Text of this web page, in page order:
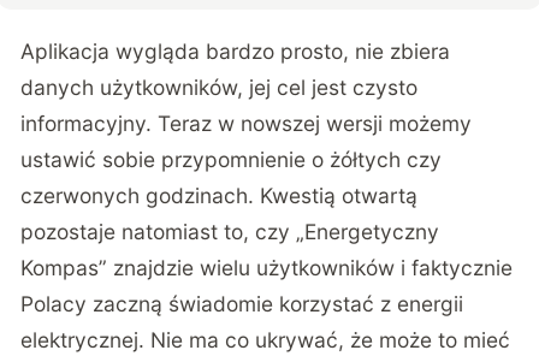
Aplikacja wygląda bardzo prosto, nie zbiera
danych użytkowników, jej cel jest czysto
informacyjny. Teraz w nowszej wersji możemy
ustawić sobie przypomnienie o żółtych czy
czerwonych godzinach. Kwestią otwartą
pozostaje natomiast to, czy „Energetyczny
Kompas” znajdzie wielu użytkowników i faktycznie
Polacy zaczną świadomie korzystać z energii
elektrycznej. Nie ma co ukrywać, że może to mieć